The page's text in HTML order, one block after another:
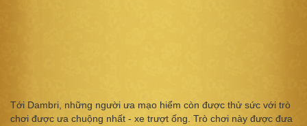
Tới Dambri, những người ưa mạo hiểm còn được thử sức với trò
chơi được ưa chuộng nhất - xe trượt ống. Trò chơi này được đưa